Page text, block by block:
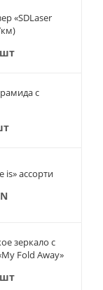
«SDLaser
с
is» ассорти
зеркало с
Fold Away»